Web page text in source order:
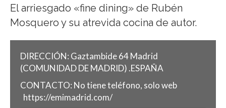
El arriesgado «fine dining» de Rubén
Mosquero y su atrevida cocina de autor.
DIRECCIÓN: Gaztambide 64Madrid
(COMUNIDAD DE MADRID) .ESPAÑA
CONTACTO: No tiene teléfono, solo web
https://emimadrid.com/